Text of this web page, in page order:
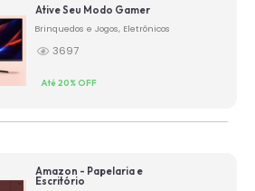
Ative Seu Modo Gamer
Brinquedos e Jogos, Eletrônicos
3697
Até 20% OFF
Amazon - Papelaria e
Escritório